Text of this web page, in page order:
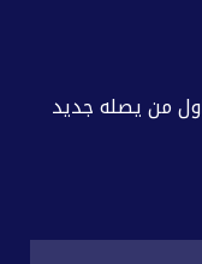
من يصله جديد